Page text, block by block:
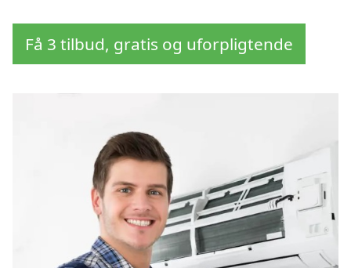
Få 3 tilbud, gratis og uforpligtende